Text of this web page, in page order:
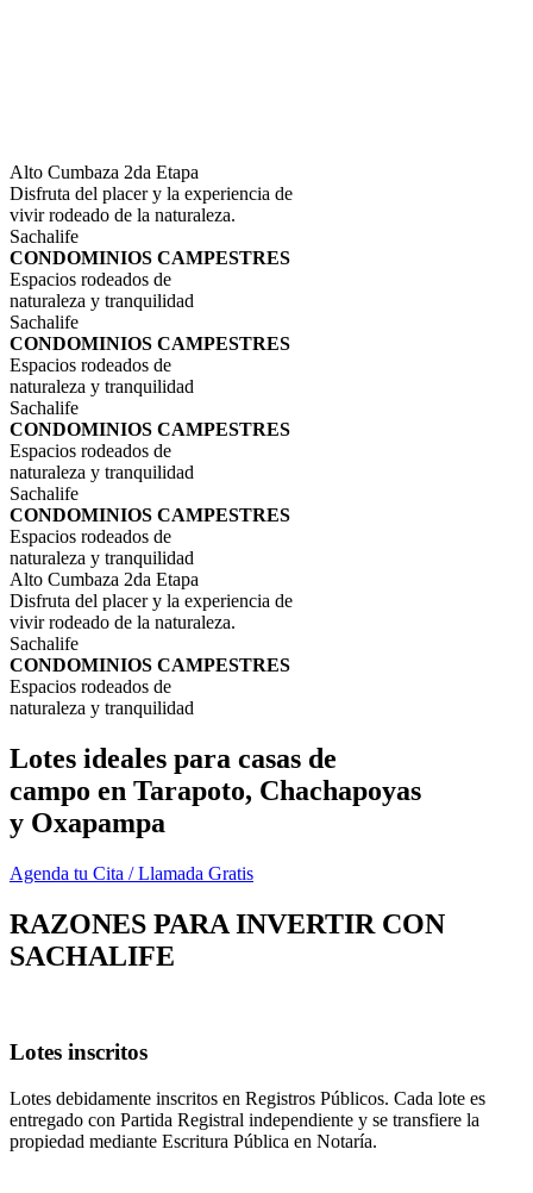
Alto Cumbaza 2da Etapa
Disfruta del placer y la experiencia de
vivir rodeado de la naturaleza.
Sachalife
CONDOMINIOS CAMPESTRES
Espacios rodeados de
naturaleza y tranquilidad
Sachalife
CONDOMINIOS CAMPESTRES
Espacios rodeados de
naturaleza y tranquilidad
Sachalife
CONDOMINIOS CAMPESTRES
Espacios rodeados de
naturaleza y tranquilidad
Sachalife
CONDOMINIOS CAMPESTRES
Espacios rodeados de
naturaleza y tranquilidad
Alto Cumbaza 2da Etapa
Disfruta del placer y la experiencia de
vivir rodeado de la naturaleza.
Sachalife
CONDOMINIOS CAMPESTRES
Espacios rodeados de
naturaleza y tranquilidad
Lotes ideales para casas de
campo en Tarapoto, Chachapoyas
y Oxapampa
Agenda tu Cita / Llamada Gratis
RAZONES PARA INVERTIR CON
SACHALIFE
Lotes inscritos
Lotes debidamente inscritos en Registros Públicos. Cada lote es
entregado con Partida Registral independiente y se transfiere la
propiedad mediante Escritura Pública en Notaría.